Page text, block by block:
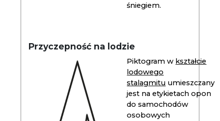
śniegiem.
Przyczepność na lodzie
Piktogram w kształcie
lodowego
stalagmitu umieszczany
jest na etykietach opon
do samochodów
osobowych